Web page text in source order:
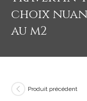
choix
au m2
Produit précédent